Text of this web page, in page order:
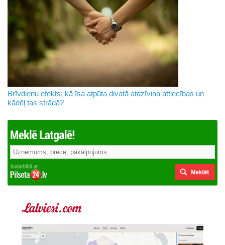
Brīvdienu efekts: kā īsa atpūta divatā atdzīvina attiecības un
kādēļ tas strādā?